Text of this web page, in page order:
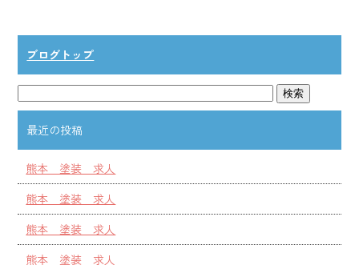
ブログトップ
最近の投稿
熊本 塗装 求人
熊本 塗装 求人
熊本 塗装 求人
熊本 塗装 求人